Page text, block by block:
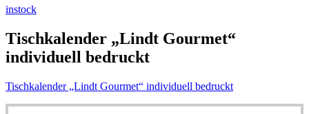
instock
Tischkalender „Lindt Gourmet“
individuell bedruckt
Tischkalender „Lindt Gourmet“ individuell bedruckt